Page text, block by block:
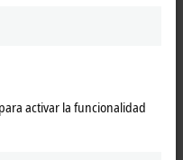
The IPC modules take
range of automation tasks.
is available for this purpose
technological trends in
activar la funcionalidad